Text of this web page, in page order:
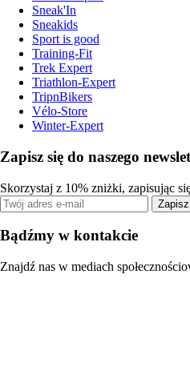
Sneak'In
Sneakids
Sport is good
Training-Fit
Trek Expert
Triathlon-Expert
TripnBikers
Vélo-Store
Winter-Expert
Zapisz się do naszego
Skorzystaj z 10% zniżki, zapisując
Bądźmy w kontakcie
Znajdź nas w mediach